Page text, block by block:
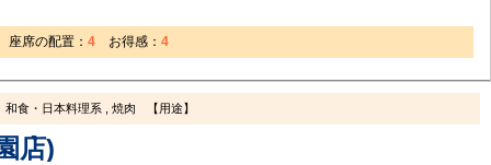
席の配置： 4 お得感： 4
和食・日本料理系 , 焼肉 【用途】
店)